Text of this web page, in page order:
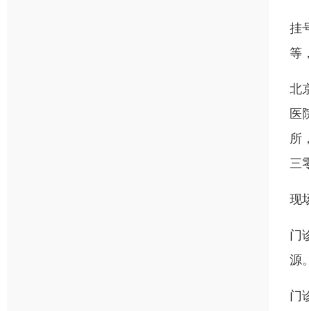
挂
等
北
医
所
三
现
门
源
门